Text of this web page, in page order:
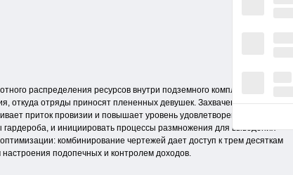
распределения ресурсов внутри подземного комплекса.
откуда отряды приносят плененных девушек. Захваченные женщины
приток провизии и повышает уровень удовлетворенности
и инициировать процессы размножения для выведения
комбинирование чертежей дает доступ к трем десяткам
подопечных и контролем доходов.